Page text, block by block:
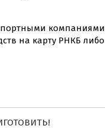
на карту РНКБ либо